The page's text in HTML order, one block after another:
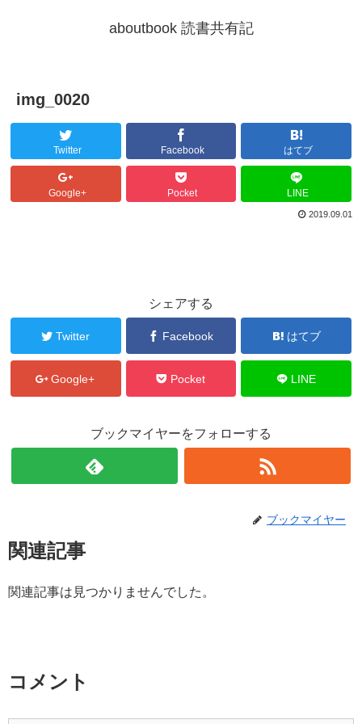
aboutbook 読書共有記
img_0020
Twitter Facebook はてブ
Google+ Pocket LINE
2019.09.01
シェアする
Twitter Facebook はてブ
Google+ Pocket LINE
ブックマイヤーをフォローする
ブックマイヤー
関連記事
関連記事は見つかりませんでした。
コメント